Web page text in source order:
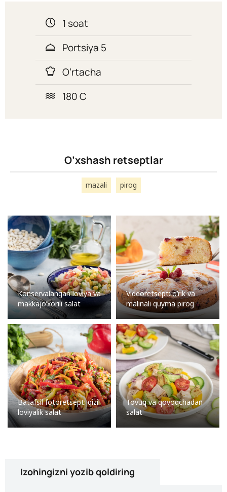
1 soat
Portsiya 5
O’rtacha
180 C
O’xshash retseptlar
mazali pirog
Konservalangan loviya va
makkajo’xorili salat
Videoretsept: o’rik va
malinali quyma pirog
Batafsil fotoretsept: qizil
loviyalik salat
Tovuq va qovoqchadan
salat
Izohingizni yozib qoldiring